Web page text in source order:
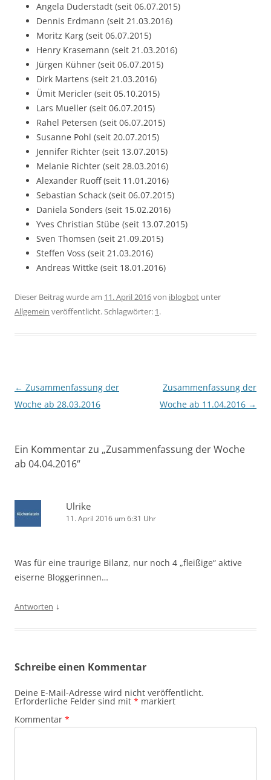
Angela Duderstadt (seit 06.07.2015)
Dennis Erdmann (seit 21.03.2016)
Moritz Karg (seit 06.07.2015)
Henry Krasemann (seit 21.03.2016)
Jürgen Kühner (seit 06.07.2015)
Dirk Martens (seit 21.03.2016)
Ümit Mericler (seit 05.10.2015)
Lars Mueller (seit 06.07.2015)
Rahel Petersen (seit 06.07.2015)
Susanne Pohl (seit 20.07.2015)
Jennifer Richter (seit 13.07.2015)
Melanie Richter (seit 28.03.2016)
Alexander Ruoff (seit 11.01.2016)
Sebastian Schack (seit 06.07.2015)
Daniela Sonders (seit 15.02.2016)
Yves Christian Stübe (seit 13.07.2015)
Sven Thomsen (seit 21.09.2015)
Steffen Voss (seit 21.03.2016)
Andreas Wittke (seit 18.01.2016)
Dieser Beitrag wurde am 11. April 2016von iblogbot unter
Allgemein veröffentlicht. Schlagwörter: 1.
Beitragsnavigation
← Zusammenfassung der
Woche ab 28.03.2016
Zusammenfassung der
Woche ab 11.04.2016 →
Ein Kommentar zu „Zusammenfassung der Woche
ab 04.04.2016“
Ulrike
11. April 2016 um 6:31 Uhr
Was für eine traurige Bilanz, nur noch 4 „fleißige“ aktive
eiserne Bloggerinnen…
Antworten ↓
Schreibe einen Kommentar
Deine E-Mail-Adresse wird nicht veröffentlicht.
Erforderliche Felder sind mit * markiert
Kommentar *